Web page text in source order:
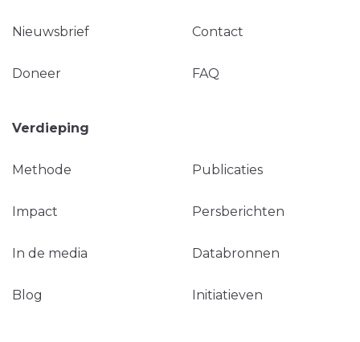
Nieuwsbrief Contact
Doneer FAQ
Verdieping
Methode Publicaties
Impact Persberichten
In de media Databronnen
Blog Initiatieven